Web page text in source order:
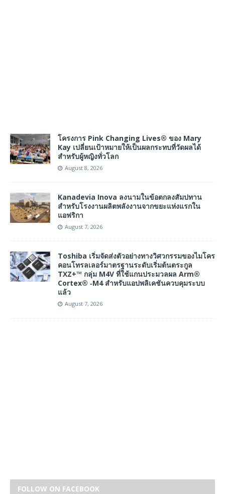
โครงการ Pink Changing Lives® ของ Mary
Kay เปลี่ยนเป้าหมายให้เป็นผลกระทบที่วัดผลได้
สำหรับผู้หญิงทั่วโลก
August 8, 2026
Kanadevia Inova ลงนามในข้อตกลงสัมปทาน
สำหรับโรงงานผลิตพลังงานจากขยะแห่งแรกใน
แอฟริกา
August 7, 2026
Toshiba เริ่มจัดส่งตัวอย่างทางวิศวกรรมของไมโคร
คอนโทรลเลอร์มาตรฐานระดับเริ่มต้นตระกูล
TXZ+™ กลุ่ม M4V ที่ใช้แกนประมวลผล Arm®
Cortex® ‑M4 สำหรับแอปพลิเคชันควบคุมระบบ
แล้ว
August 7, 2026
FOLLOW ON FACEBOOK